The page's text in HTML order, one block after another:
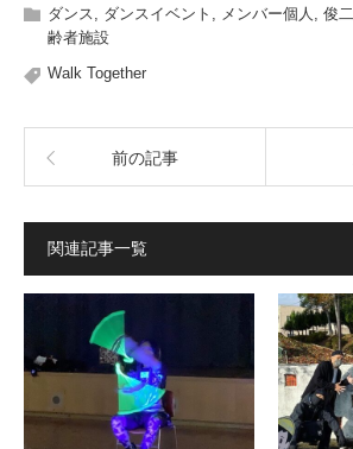
ダンス ダンスイベント メンバー個人 俊二
齢者施設
Walk Together
前の記事
関連記事一覧